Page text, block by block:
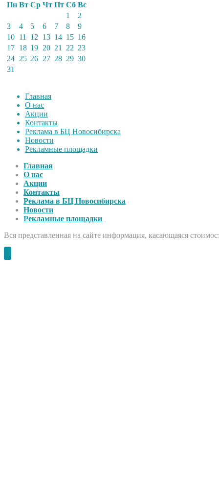
Пн Вт Ср Чт Пт Сб Вс
1
2
3
4 5 6 7 8
9
10 11 12 13 14 15 16
17 18 19 20 21 22 23
24 25 26 27 28 29 30
31
Главная
О нас
Акции
Контакты
Реклама в БЦ Новосибирска
Новости
Рекламные площадки
Главная
О нас
Акции
Контакты
Реклама в БЦ Новосибирска
Новости
Рекламные площадки
Вся представленная на сайте информация, касающаяся